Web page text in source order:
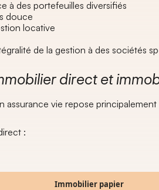
à des portefeuilles diversifiés
douce
locative
de la gestion à des sociétés
direct et
assurance vie repose principalement
:
Immobilier papier